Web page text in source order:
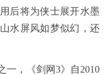
后将为侠士展开水墨
水屏风如梦似幻，还
，《剑网3》自2010